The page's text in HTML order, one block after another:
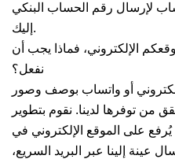
لإرسال رقم الحساب البنكي
إليك.
الإلكتروني، فماذا يجب أن
نفعل؟
أو واتساب بوصف وصور
من توفرها لدينا. نقوم بتطوير
على الموقع الإلكتروني في
عينة إلينا عبر البريد السريع،